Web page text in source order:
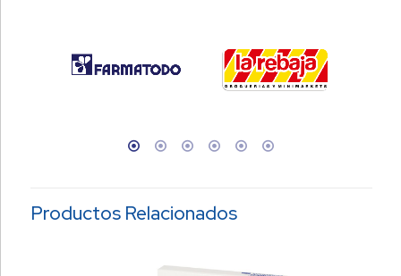
Productos Relacionados